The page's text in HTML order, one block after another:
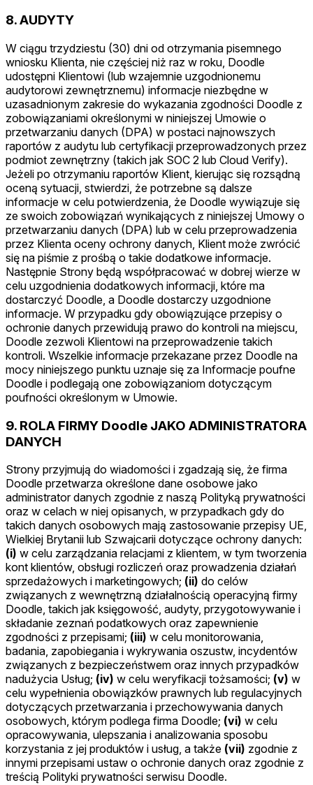
8. AUDYTY
W ciągu trzydziestu (30) dni od otrzymania pisemnego
wniosku Klienta, nie częściej niż raz w roku, Doodle
udostępni Klientowi (lub wzajemnie uzgodnionemu
audytorowi zewnętrznemu) informacje niezbędne w
uzasadnionym zakresie do wykazania zgodności Doodle z
zobowiązaniami określonymi w niniejszej Umowie o
przetwarzaniu danych (DPA) w postaci najnowszych
raportów z audytu lub certyfikacji przeprowadzonych przez
podmiot zewnętrzny (takich jak SOC 2 lub Cloud Verify).
Jeżeli po otrzymaniu raportów Klient, kierując się rozsądną
oceną sytuacji, stwierdzi, że potrzebne są dalsze
informacje w celu potwierdzenia, że Doodle wywiązuje się
ze swoich zobowiązań wynikających z niniejszej Umowy o
przetwarzaniu danych (DPA) lub w celu przeprowadzenia
przez Klienta oceny ochrony danych, Klient może zwrócić
się na piśmie z prośbą o takie dodatkowe informacje.
Następnie Strony będą współpracować w dobrej wierze w
celu uzgodnienia dodatkowych informacji, które ma
dostarczyć Doodle, a Doodle dostarczy uzgodnione
informacje. W przypadku gdy obowiązujące przepisy o
ochronie danych przewidują prawo do kontroli na miejscu,
Doodle zezwoli Klientowi na przeprowadzenie takich
kontroli. Wszelkie informacje przekazane przez Doodle na
mocy niniejszego punktu uznaje się za Informacje poufne
Doodle i podlegają one zobowiązaniom dotyczącym
poufności określonym w Umowie.
9. ROLA FIRMY Doodle JAKO ADMINISTRATORA
DANYCH
Strony przyjmują do wiadomości i zgadzają się, że firma
Doodle przetwarza określone dane osobowe jako
administrator danych zgodnie z naszą Polityką prywatności
oraz w celach w niej opisanych, w przypadkach gdy do
takich danych osobowych mają zastosowanie przepisy UE,
Wielkiej Brytanii lub Szwajcarii dotyczące ochrony danych:
(i) w celu zarządzania relacjami z klientem, w tym tworzenia
kont klientów, obsługi rozliczeń oraz prowadzenia działań
sprzedażowych i marketingowych; (ii) do celów
związanych z wewnętrzną działalnością operacyjną firmy
Doodle, takich jak księgowość, audyty, przygotowywanie i
składanie zeznań podatkowych oraz zapewnienie
zgodności z przepisami; (iii) w celu monitorowania,
badania, zapobiegania i wykrywania oszustw, incydentów
związanych z bezpieczeństwem oraz innych przypadków
nadużycia Usług; (iv) w celu weryfikacji tożsamości; (v) w
celu wypełnienia obowiązków prawnych lub regulacyjnych
dotyczących przetwarzania i przechowywania danych
osobowych, którym podlega firma Doodle; (vi) w celu
opracowywania, ulepszania i analizowania sposobu
korzystania z jej produktów i usług, a także (vii) zgodnie z
innymi przepisami ustaw o ochronie danych oraz zgodnie z
treścią Polityki prywatności serwisu Doodle.